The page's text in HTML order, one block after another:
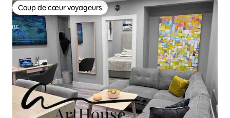
Coup de cœur voyageurs
Coup de cœur voyageurs